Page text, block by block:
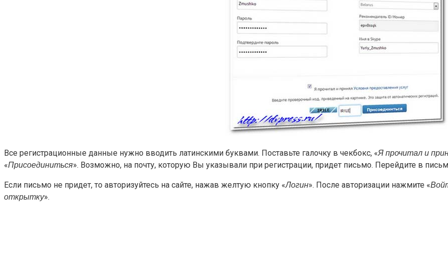
Все регистрационные данные нужно вводить латинскими буквами. Поставьте галочку в чекбокс, «Я прочитал и
«Присоединиться». Возможно, на почту, которую Вы указывали при регистрации, придет письмо. Перейдите в
Если письмо не придет, то авторизуйтесь на сайте, нажав желтую кнопку «Логин». После авторизации нажмите «
открытку».